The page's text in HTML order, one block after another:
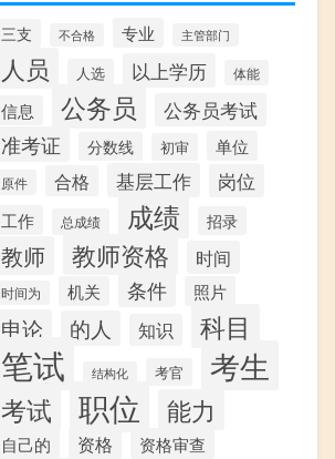
三支 不合格 专业 主管部门
人员 人选 以上学历 体能
信息 公务员 公务员考试
准考证 分数线 初审 单位
原件 合格 基层工作 岗位
工作 总成绩 成绩 招录
教师 教师资格 时间
时间为 机关 条件 照片
申论 的人 知识 科目
笔试 结构化 考官 考生
考试 职位 能力
自己的 资格 资格审查